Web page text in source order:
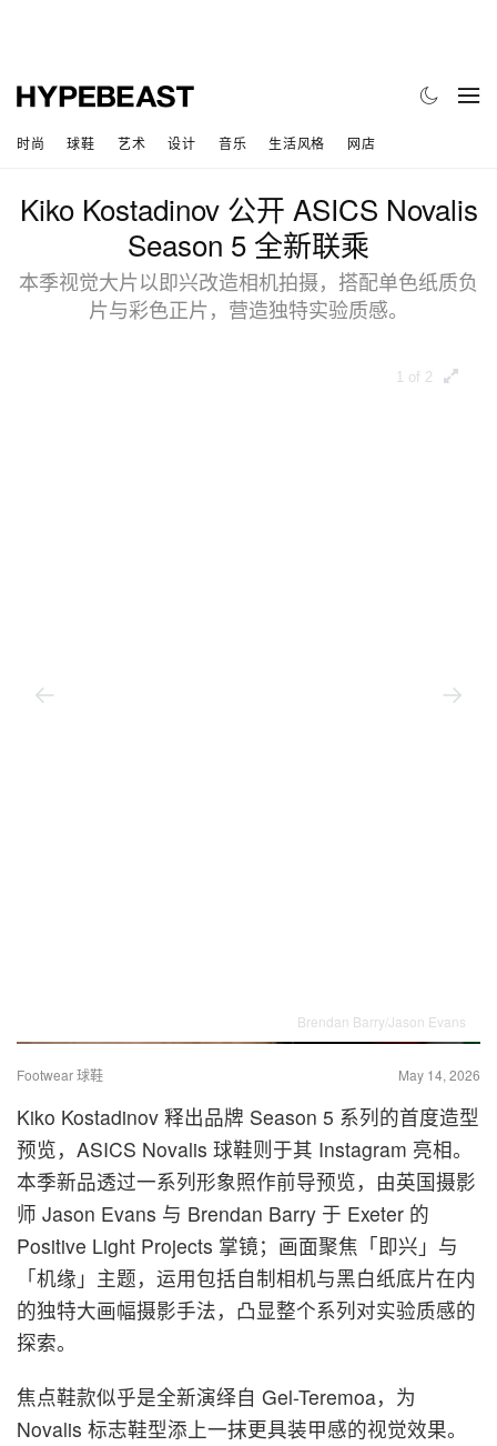
时尚 球鞋 艺术 设计 音乐 生活风格 网店
Kiko Kostadinov 公开 ASICS Novalis
Season 5 全新联乘
本季视觉大片以即兴改造相机拍摄，搭配单色纸质负
片与彩色正片，营造独特实验质感。
1 of 2
Brendan Barry/Jason Evans
Footwear 球鞋 May 14, 2026
Kiko Kostadinov 释出品牌 Season 5 系列的首度造型
预览，ASICS Novalis 球鞋则于其 Instagram 亮相。
本季新品透过一系列形象照作前导预览，由英国摄影
师 Jason Evans 与 Brendan Barry 于 Exeter 的
Positive Light Projects 掌镜；画面聚焦「即兴」与
「机缘」主题，运用包括自制相机与黑白纸底片在内
的独特大画幅摄影手法，凸显整个系列对实验质感的
探索。
焦点鞋款似乎是全新演绎自 Gel-Teremoa，为
Novalis 标志鞋型添上一抹更具装甲感的视觉效果。